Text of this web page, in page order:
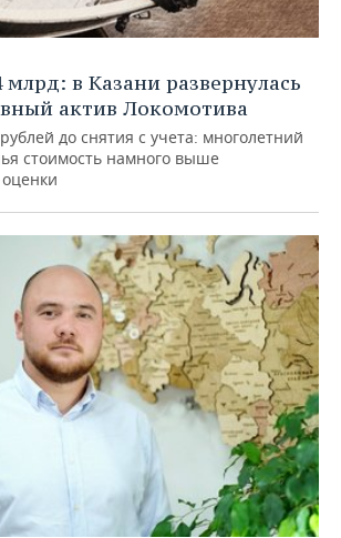
млрд: в Казани развернулась
актив Локомотива
до снятия с учета: многолетний
стоимость намного выше